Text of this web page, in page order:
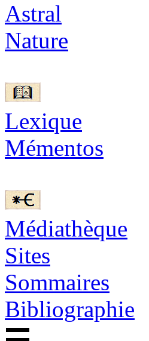
Astral
Nature
Lexique
Mémentos
Médiathèque
Sites
Sommaires
Bibliographie